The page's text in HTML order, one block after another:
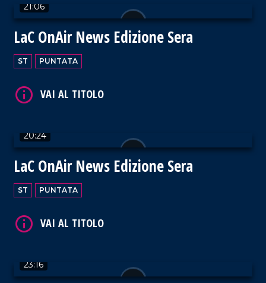
21:06
LaC OnAir News Edizione Sera
ST PUNTATA
20:24
LaC OnAir News Edizione Sera
ST PUNTATA
23:16
VAI AL TITOLO
VAI AL TITOLO